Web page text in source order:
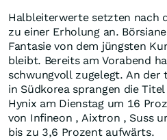
Halbleiterwerte setzten nach
zu einer Erholung an.
Fantasie von dem jüngsten
bleibt. Bereits am Vorabend
schwungvoll zugelegt. An der
in Südkorea sprangen die
Hynix am Dienstag um 16
von Infineon , Aixtron , Suss
bis zu 3,6 Prozent aufwärts.